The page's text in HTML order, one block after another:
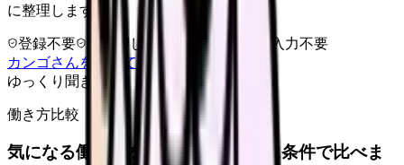
に整理します。
登録不要 求人押し売りなし
病院名は入力不要
カンゴさんを知ってから相談する
ゆっくり聞きます
働き方比較
気になる働き方を、求人を見る前に条件で比べま